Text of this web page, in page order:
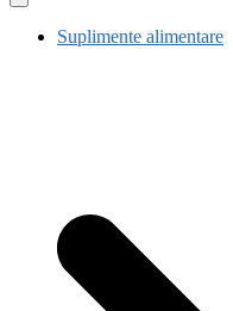
Suplimente alimentare